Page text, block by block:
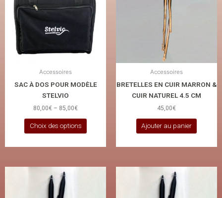
Accessoires
SAC À DOS POUR MODÈLE
STELVIO
80,00€ – 85,00€
Choix des options
variations.
Les
options
peuvent
être
la
produit
Accessoires
BRETELLES EN CUIR MARRON &
CUIR NATUREL 4.5 CM
45,00€
Ajouter au panier